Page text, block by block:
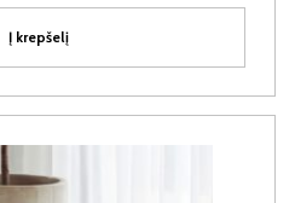
Į krepšelį